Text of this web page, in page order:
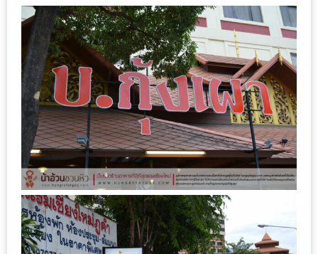
CHECKOUT
DRAFT
–
บาร์บีคิว
สาว
เหนือ
กับ
สลัด
หนุ่ม
บ้านนา
เมนู